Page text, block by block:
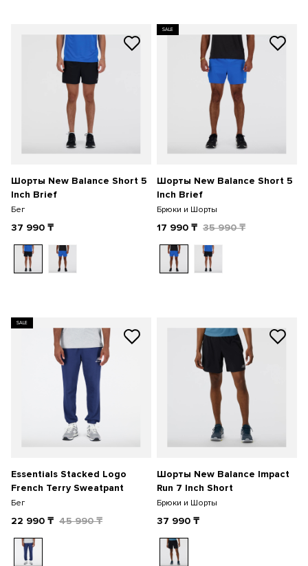
Шорты New Balance Short 5
Inch Brief
Бег
37 990 ₸
SALE
Шорты New Balance Short 5
Inch Brief
Брюки и Шорты
17 990 ₸ 35 990₸
SALE
Essentials Stacked Logo
French Terry Sweatpant
Бег
22 990 ₸ 45 990₸
Шорты New Balance Impact
Run 7 Inch Short
Брюки и Шорты
37 990 ₸